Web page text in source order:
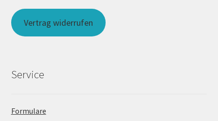
Vertrag widerrufen
Service
Formulare